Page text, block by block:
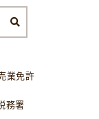
業免許
務署